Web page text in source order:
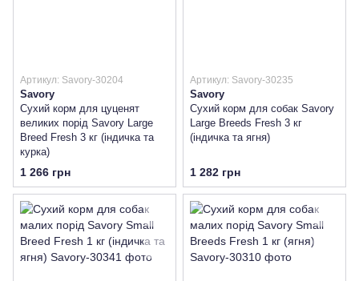
Артикул: Savory-30204
Savory
Сухий корм для цуценят
великих порід Savory Large
Breed Fresh 3 кг (індичка та
курка)
1 266 грн
Артикул: Savory-30235
Savory
Сухий корм для собак Savory
Large Breeds Fresh 3 кг
(індичка та ягня)
1 282 грн